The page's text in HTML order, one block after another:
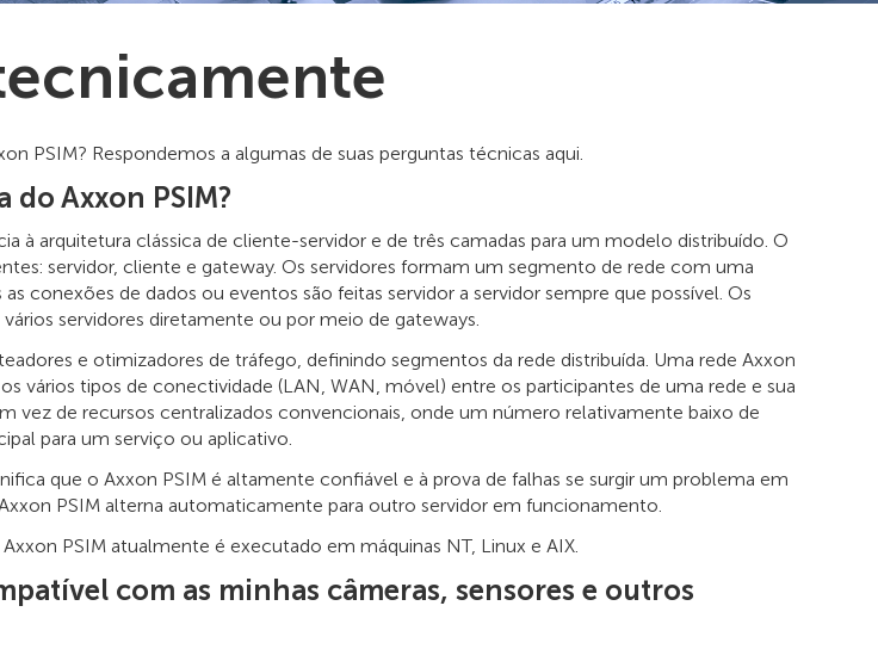
PSIM? Respondemos a algumas de suas perguntas técnicas aqui.
Axxon PSIM?
à arquitetura clássica de cliente-servidor e de três camadas para um modelo distribuído. O
servidor, cliente e gateway. Os servidores formam um segmento de rede com uma
conexões de dados ou eventos são feitas servidor a servidor sempre que possível. Os
servidores diretamente ou por meio de gateways.
e otimizadores de tráfego, definindo segmentos da rede distribuída. Uma rede Axxon
vários tipos de conectividade (LAN, WAN, móvel) entre os participantes de uma rede e sua
vez de recursos centralizados convencionais, onde um número relativamente baixo de
para um serviço ou aplicativo.
que o Axxon PSIM é altamente confiável e à prova de falhas se surgir um problema em
PSIM alterna automaticamente para outro servidor em funcionamento.
PSIM atualmente é executado em máquinas NT, Linux e AIX.
com as minhas câmeras, sensores e outros